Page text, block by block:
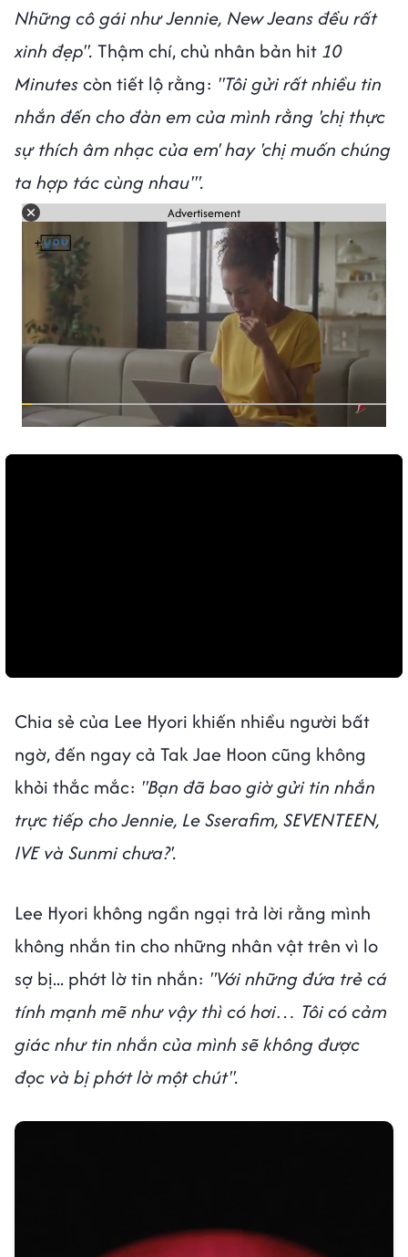
Những cô gái như Jennie, New Jeans đều rất
xinh đẹp''. Thậm chí, chủ nhân bản hit 10
Minutescòn tiết lộ rằng: ''Tôi gửi rất nhiều tin
nhắn đến cho đàn em của mình rằng 'chị thực
sự thích âm nhạc của em' hay 'chị muốn chúng
ta hợp tác cùng nhau'".
Advertisement
Chia sẻ của Lee Hyori khiến nhiều người bất
ngờ, đến ngay cả Tak Jae Hoon cũng không
khỏi thắc mắc: ''Bạn đã bao giờ gửi tin nhắn
trực tiếp cho Jennie, Le Sserafim, SEVENTEEN,
IVE và Sunmi chưa?'.
Lee Hyori không ngần ngại trả lời rằng mình
không nhắn tin cho những nhân vật trên vì lo
sợ bị... phớt lờ tin nhắn: "Với những đứa trẻ cá
tính mạnh mẽ như vậy thì có hơi… Tôi có cảm
giác như tin nhắn của mình sẽ không được
đọc và bị phớt lờ một chút''.